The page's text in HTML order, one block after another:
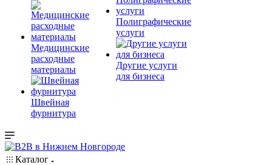
Медицинские
расходные
материалы
Швейная
фурнитура
Полиграфические
услуги
Другие услуги
для бизнеса
Каталог